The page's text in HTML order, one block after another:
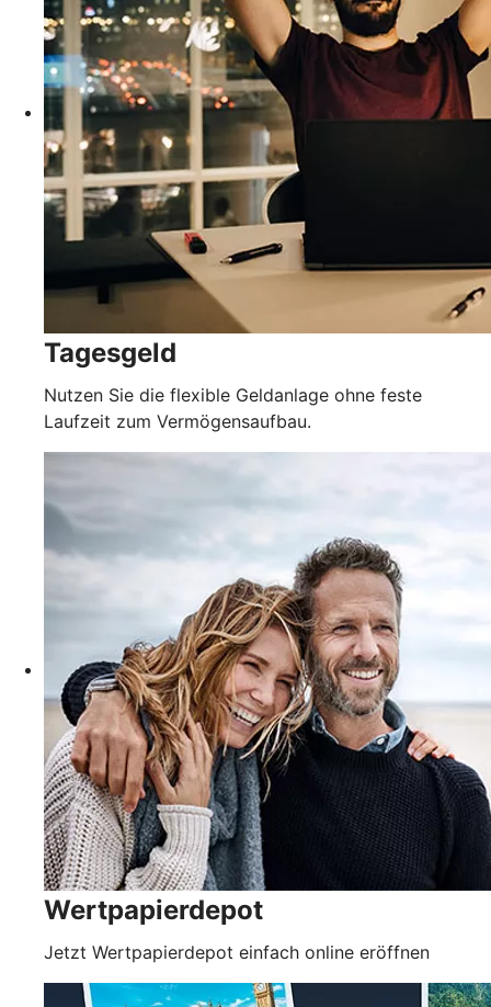
Tagesgeld
Nutzen Sie die flexible Geldanlage ohne feste
Laufzeit zum Vermögensaufbau.
Wertpapierdepot
Jetzt Wertpapierdepot einfach online eröffnen